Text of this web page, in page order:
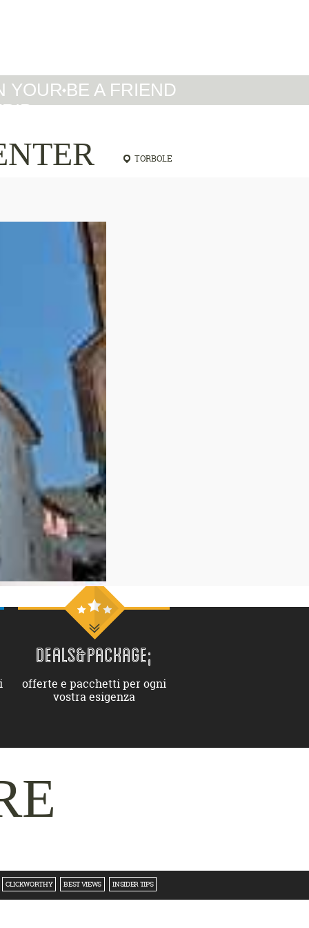
YOUR BE A FRIEND
TORBOLE
DEALS&PACKAGE;
offerte e pacchetti per ogni
vostra esigenza
CLICKWORTHY BEST VIEWS INSIDER TIPS